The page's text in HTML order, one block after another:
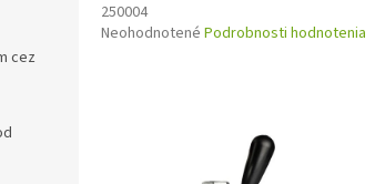
cez
250004
Priemerné
Neohodnotené Podrobnosti hodnotenia